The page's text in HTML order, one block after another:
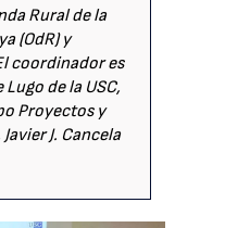
Rural de la
(OdR) y
coordinador es
de la USC,
Proyectos y
J. Cancela